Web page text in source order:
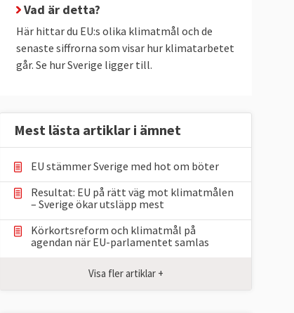
Vad är detta?
Här hittar du EU:s olika klimatmål och de
senaste siffrorna som visar hur klimatarbetet
går. Se hur Sverige ligger till.
Mest lästa artiklar i ämnet
EU stämmer Sverige med hot om böter
Resultat: EU på rätt väg mot klimatmålen
– Sverige ökar utsläpp mest
Körkortsreform och klimatmål på
agendan när EU-parlamentet samlas
Visa fler artiklar +